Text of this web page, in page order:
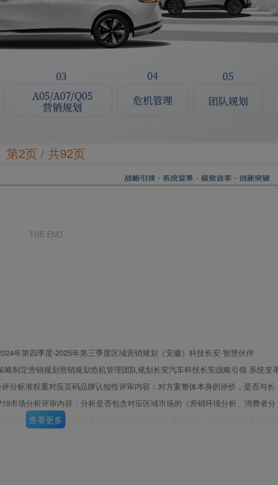
第2页 / 共92页
THE END
年第四季度-2025年第三季度区域营销规划（安徽）科技长安·智慧伙伴
制定营销规划营销规划危机管理团队规划长安汽车科技长安战略引领·系统变
分标准权重对应页码品牌认知性评审内容：对方案整体本身的评价，是否与长
市场分析评审内容：分析是否包含对应区域市场的（营销环境分析、消费者分
评审内容：根据长安汽车引力&启源序列产品&营销节点，制定区域快速提升上
查看更多